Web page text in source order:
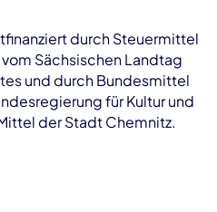
durch Steuermittel
Sächsischen Landtag
und durch Bundesmittel
für Kultur und
der Stadt Chemnitz.